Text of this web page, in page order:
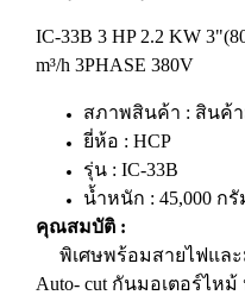
IC-33B 3 HP 2.2 KW
m³/h 3PHASE 380V
สภาพสินค้า : สินค้
ยี่ห้อ : HCP
รุ่น : IC-33B
น้ำหนัก : 45,000 กรั
คุณสมบัติ :
พิเศษพร้อมสายไฟและ
Auto- cut กันมอเตอร์ไห